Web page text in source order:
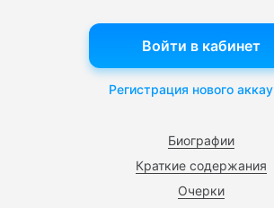
Биографии
Краткие содержания
Очерки
Войти в кабинет
Регистрация нового